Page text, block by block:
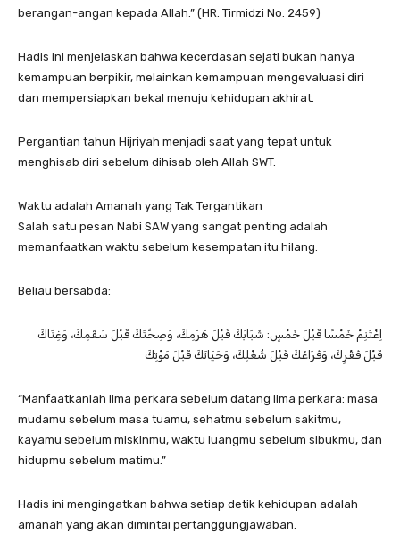
berangan-angan kepada Allah.” (HR. Tirmidzi No. 2459)
Hadis ini menjelaskan bahwa kecerdasan sejati bukan hanya
kemampuan berpikir, melainkan kemampuan mengevaluasi diri
dan mempersiapkan bekal menuju kehidupan akhirat.
Pergantian tahun Hijriyah menjadi saat yang tepat untuk
menghisab diri sebelum dihisab oleh Allah SWT.
Waktu adalah Amanah yang Tak Tergantikan
Salah satu pesan Nabi SAW yang sangat penting adalah
memanfaatkan waktu sebelum kesempatan itu hilang.
Beliau bersabda:
اِغْتَنِمْ خَمْسًا قَبْلَ خَمْسٍ: شَبَابَكَ قَبْلَ هَرَمِكَ، وَصِحَّتَكَ قَبْلَ سَقَمِكَ، وَغِنَاكَ
قَبْلَ فَقْرِكَ، وَفَرَاغَكَ قَبْلَ شُغْلِكَ، وَحَيَاتَكَ قَبْلَ مَوْتِكَ
“Manfaatkanlah lima perkara sebelum datang lima perkara: masa
mudamu sebelum masa tuamu, sehatmu sebelum sakitmu,
kayamu sebelum miskinmu, waktu luangmu sebelum sibukmu, dan
hidupmu sebelum matimu.”
Hadis ini mengingatkan bahwa setiap detik kehidupan adalah
amanah yang akan dimintai pertanggungjawaban.